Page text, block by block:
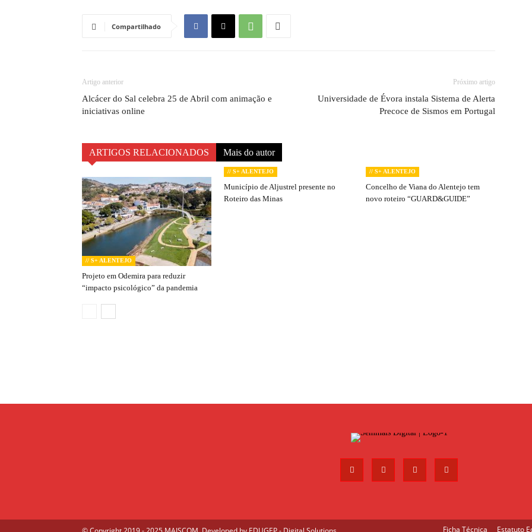
Compartilhado
Artigo anterior
Alcácer do Sal celebra 25 de Abril com animação e
iniciativas online
Próximo artigo
Universidade de Évora instala Sistema de Alerta
Precoce de Sismos em Portugal
ARTIGOS RELACIONADOS Mais do autor
// S+ ALENTEJO
Projeto em Odemira para reduzir
“impacto psicológico” da pandemia
// S+ ALENTEJO
Município de Aljustrel presente no
Roteiro das Minas
// S+ ALENTEJO
Concelho de Viana do Alentejo tem
novo roteiro “GUARD&GUIDE”
Ficha Técnica Estatuto